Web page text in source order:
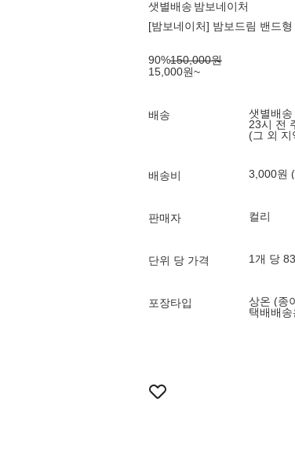
샛별배송 밤보네이처
[밤보네이처] 밤보드림 밴드
90%150,000원
15,000원~
배송
샛별배송
23시 전
(그 외 지
배송비 3,000원
판매자 컬리
단위 당 가격 1개 당
포장타입
상온 (종
택배배